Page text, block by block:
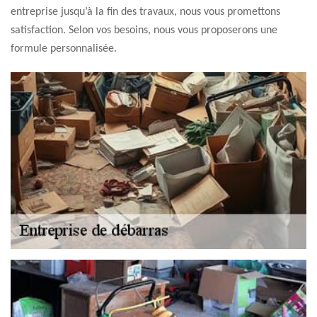
entreprise jusqu’à la fin des travaux, nous vous promettons
satisfaction. Selon vos besoins, nous vous proposerons une
formule personnalisée.